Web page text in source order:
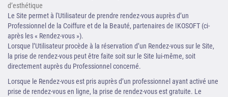
d’esthétique
Le Site permet à l'Utilisateur de prendre rendez-vous auprès d’un
Professionnel de la Coiffure et de la Beauté, partenaires de IKOSOFT (ci-
après les « Rendez-vous »).
Lorsque l’Utilisateur procède à la réservation d’un Rendez-vous sur le Site,
la prise de rendez-vous peut être faite soit sur le Site lui-même, soit
directement auprès du Professionnel concerné.
Lorsque le Rendez-vous est pris auprès d’un professionnel ayant activé une
prise de rendez-vous en ligne, la prise de rendez-vous est gratuite. Le